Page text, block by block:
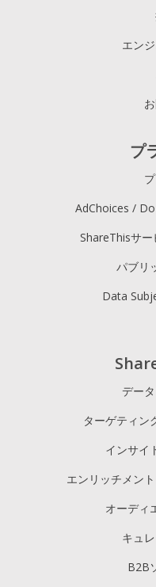
デー
ターゲティン
インサイ
エンリッチメン
オーディ
キュ
B2B
エン
プ
AdChoices /
ShareThisサ
パブリ
Data